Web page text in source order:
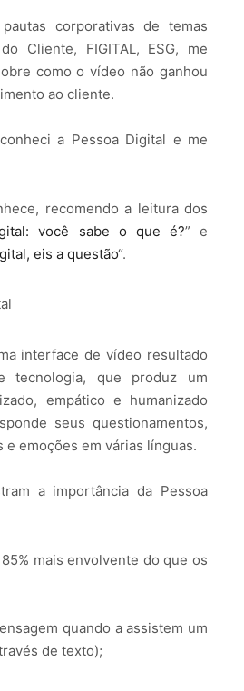
corporativas de temas
Cliente, FIGITAL, ESG, me
como o vídeo não ganhou
ao cliente.
a Pessoa Digital e me
recomendo a leitura dos
você sabe o que é?” e
eis a questão“.
interface de vídeo resultado
tecnologia, que produz um
empático e humanizado
seus questionamentos,
e emoções em várias línguas.
a importância da Pessoa
mais envolvente do que os
quando a assistem um
de texto);